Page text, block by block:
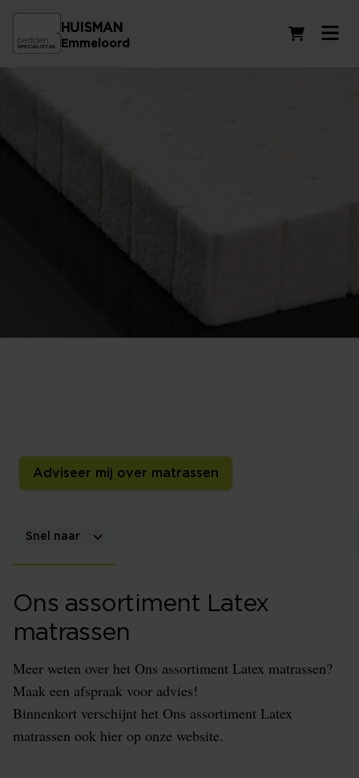
HUISMAN
Emmeloord
Adviseer mij over matrassen
Snel naar
Ons assortiment Latex
matrassen
Meer weten over het Ons assortiment Latex matrassen?
Maak een afspraak voor advies!
Binnenkort verschijnt het Ons assortiment Latex
matrassen ook hier op onze website.